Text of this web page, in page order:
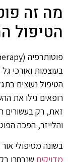
מה זה
הטיפול
בעוצמות ואורכי
רופאים גילו את
והלייזר, הפכה
בשונה מטיפולי
מדויקים שנבחרו